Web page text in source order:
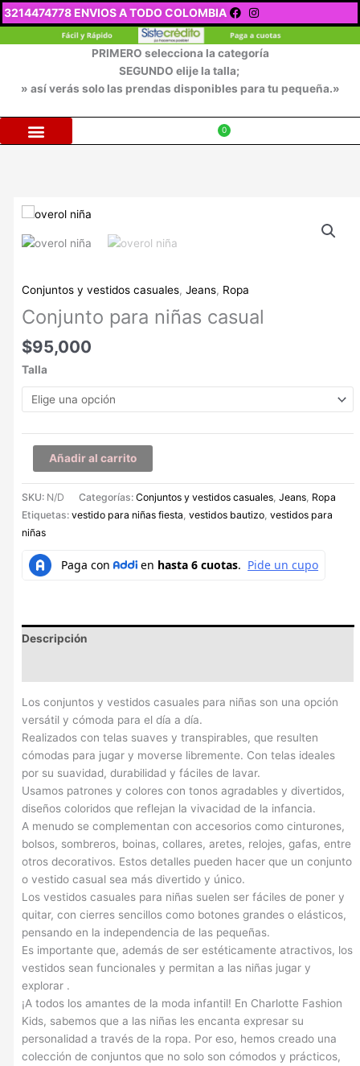
Ir
al
contenido
3214474778 ENVIOS A TODO COLOMBIA
PRIMERO selecciona la categoría
SEGUNDO elije la talla;
» así verás solo las prendas disponibles para tu pequeña.»
0
Conjuntos y vestidos casuales,Jeans, Ropa
Conjunto para niñas casual
$95,000
Talla
Conjunto
niñas
cantidad
Añadir al carrito
SKU: N/D Categorías:Conjuntos y vestidos casuales ,Jeans Ropa
Etiquetas:vestido para niñas fiesta ,vestidos bautizo ,vestidos para
niñas
Descripción
Los conjuntos y vestidos casuales para niñas son una opción
versátil y cómoda para el día a día.
Realizados con telas suaves y transpirables, que resulten
cómodas para jugar y moverse libremente. Con telas ideales
por su suavidad, durabilidad y fáciles de lavar.
Usamos patrones y colores con tonos agradables y divertidos,
diseños coloridos que reflejan la vivacidad de la infancia.
A menudo se complementan con accesorios como cinturones,
bolsos, sombreros, boinas, collares, aretes, relojes, gafas, entre
otros decorativos. Estos detalles pueden hacer que un conjunto
o vestido casual sea más divertido y único.
Los vestidos casuales para niñas suelen ser fáciles de poner y
quitar, con cierres sencillos como botones grandes o elásticos,
pensando en la independencia de las pequeñas.
Es importante que, además de ser estéticamente atractivos, los
vestidos sean funcionales y permitan a las niñas jugar y
explorar .
¡A todos los amantes de la moda infantil! En Charlotte Fashion
Kids, sabemos que a las niñas les encanta expresar su
personalidad a través de la ropa. Por eso, hemos creado una
colección de conjuntos que no solo son cómodos y prácticos,